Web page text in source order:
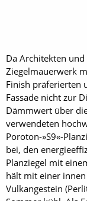
Da Architekten
Ziegelmauerwerk
Finish präferierten
Fassade nicht zur
Dämmwert über
verwendeten
Poroton-»S9«-
bei, den
Planziegel mit
hält mit einer
Vulkangestein